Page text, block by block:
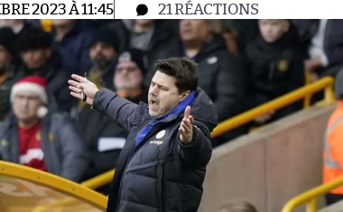
2023 À 11:45 21RÉACTIONS